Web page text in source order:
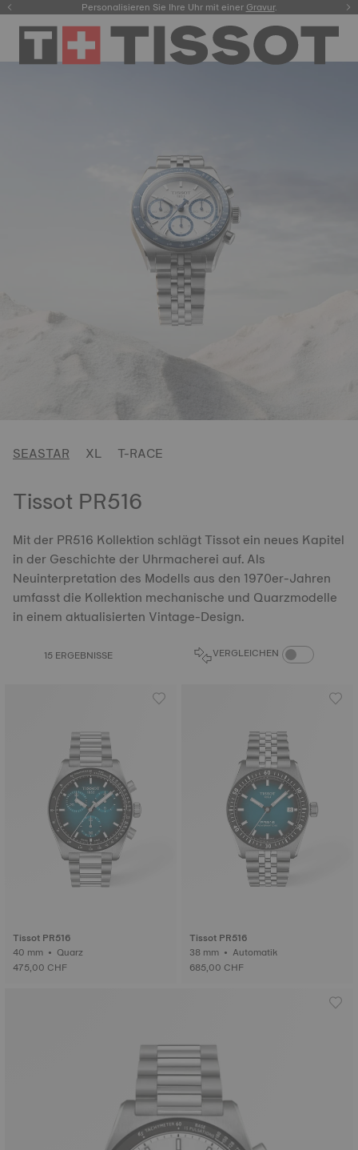
Personalisieren Sie Ihre Uhr mit einerGravur.
hier.
SEASTAR XL T-RACE
Tissot PR516
Mit der PR516 Kollektion schlägt Tissot ein neues Kapitel
in der Geschichte der Uhrmacherei auf. Als
Neuinterpretation des Modells aus den 1970er-Jahren
umfasst die Kollektion mechanische und Quarzmodelle
in einem aktualisierten Vintage-Design.
15 ERGEBNISSE VERGLEICHEN
Tissot PR516
40 mm • Quarz
475,00 CHF
Tissot PR516
38 mm • Automatik
685,00 CHF